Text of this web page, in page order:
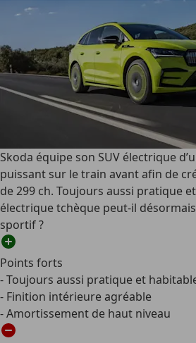
Skoda équipe son SUV électrique
puissant sur le train avant afin de
de 299 ch. Toujours aussi pratique
électrique tchèque peut-il
sportif ?
Points forts
- Toujours aussi pratique et
- Finition intérieure agréable
- Amortissement de haut niveau